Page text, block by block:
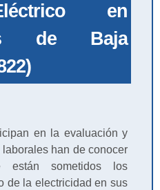
en
de Baja
en la evaluación y
han de conocer
sometidos los
de la electricidad en sus